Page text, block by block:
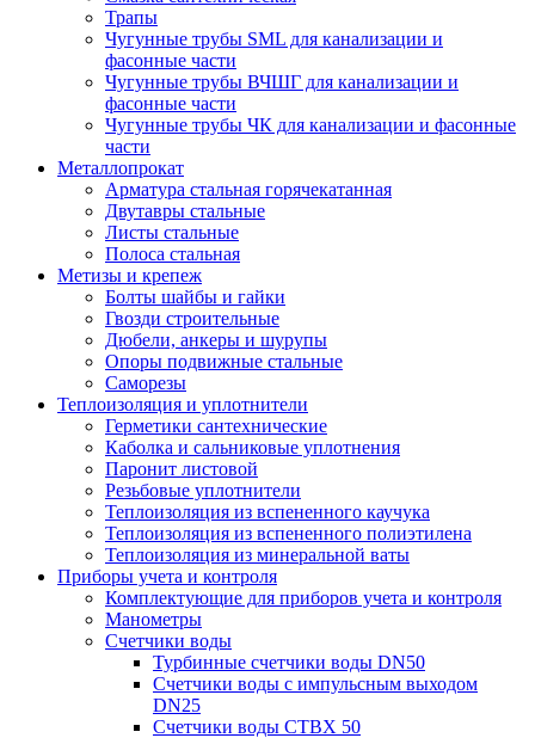
Трапы
Чугунные трубы SML для канализации и
фасонные части
Чугунные трубы ВЧШГ для канализации и
фасонные части
Чугунные трубы ЧК для канализации и фасонные
части
Металлопрокат
Арматура стальная горячекатанная
Двутавры стальные
Листы стальные
Полоса стальная
Метизы и крепеж
Болты шайбы и гайки
Гвозди строительные
Дюбели, анкеры и шурупы
Опоры подвижные стальные
Саморезы
Теплоизоляция и уплотнители
Герметики сантехнические
Каболка и сальниковые уплотнения
Паронит листовой
Резьбовые уплотнители
Теплоизоляция из вспененного каучука
Теплоизоляция из вспененного полиэтилена
Теплоизоляция из минеральной ваты
Приборы учета и контроля
Комплектующие для приборов учета и контроля
Манометры
Счетчики воды
Турбинные счетчики воды DN50
Счетчики воды с импульсным выходом
DN25
Счетчики воды СТВХ 50